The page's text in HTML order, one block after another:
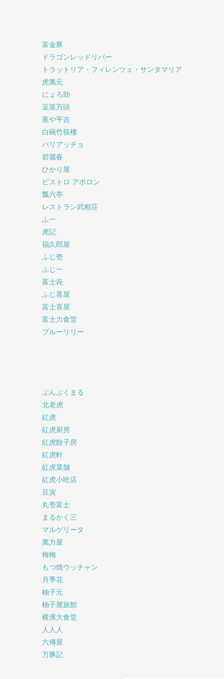
富金豚
ドラゴンレッドリバー
トラットリア・フィレンツェ・サンタマリア
虎萬元
にょろ助
韮菜万頭
葱や平吉
白碗竹筷樓
パリアッチョ
碧麗春
ひかり屋
ビストロ アポロン
瓢六亭
レストラン武相荘
ふ一
虎記
福久郎屋
ふじ壱
ふじ一
富士㐂
ふじ喜屋
富士喜屋
富士力食堂
ブルーリリー
ぷんぷくまる
北老虎
紅虎
紅虎厨房
紅虎餃子房
紅虎軒
紅虎菜舗
紅虎小吃店
豆寅
丸壱富士
まるかく三
マルゲリータ
萬力屋
梅梅
もつ焼ウッチャン
月季花
柚子元
柚子屋旅館
横濱大食堂
人人人
六傳屋
万豚記